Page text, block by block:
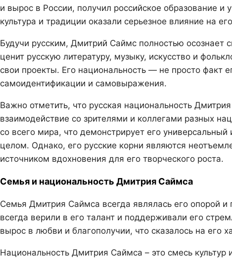
и вырос в России, получил российское образование и
культура и традиции оказали серьезное влияние на
Будучи русским, Дмитрий Саймс полностью осознает
ценит русскую литературу, музыку, искусство и
свои проекты. Его национальность — не просто факт
самоидентификации и самовыражения.
Важно отметить, что русская национальность
взаимодействие со зрителями и коллегами разных
со всего мира, что демонстрирует его
целом. Однако, его русские корни являются
источником вдохновения для его творческого роста.
Семья и национальность Дмитрия Саймса
Семья Дмитрия Саймса всегда являлась его опорой
всегда верили в его талант и поддерживали его
вырос в любви и благополучии, что сказалось на его
Национальность Дмитрия Саймса – это смесь